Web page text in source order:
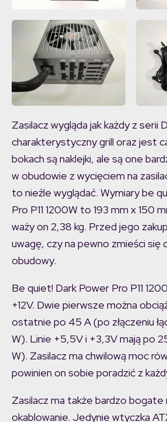
Zasilacz wygląda jak każdy z serii
charakterystyczny grill oraz jest
bokach są naklejki, ale są one
w obudowie z wycięciem na
to nieźle wyglądać. Wymiary be
Pro P11 1200W to 193 mm x 150
waży on 2,38 kg. Przed jego
uwagę, czy na pewno zmieści się
obudowy.
Be quiet! Dark Power Pro P11
+12V. Dwie pierwsze można
ostatnie po 45 A (po złączeniu
W). Linie +5,5V i +3,3V mają po
W). Zasilacz ma chwilową moc
powinien on sobie poradzić z
Zasilacz ma także bardzo bogate
okablowanie. Jedynie wtyczka